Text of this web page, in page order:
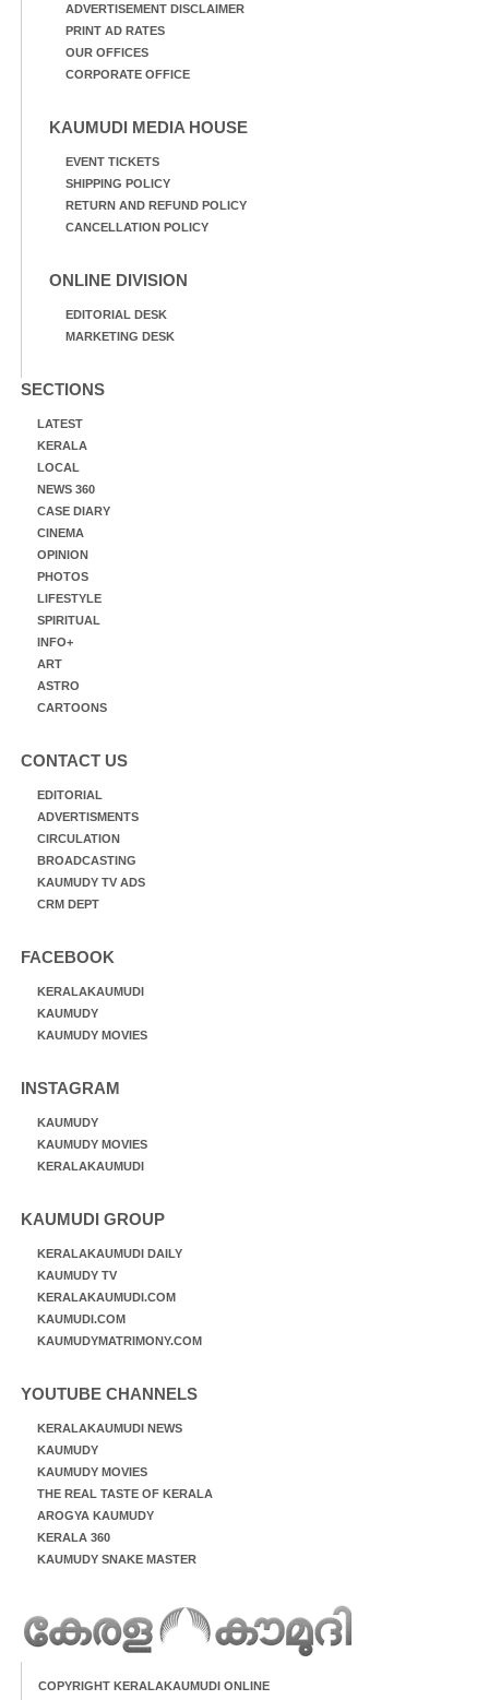
ADVERTISEMENT DISCLAIMER
PRINT AD RATES
OUR OFFICES
CORPORATE OFFICE
KAUMUDI MEDIA HOUSE
EVENT TICKETS
SHIPPING POLICY
RETURN AND REFUND POLICY
CANCELLATION POLICY
ONLINE DIVISION
EDITORIAL DESK
MARKETING DESK
SECTIONS
LATEST
KERALA
LOCAL
NEWS 360
CASE DIARY
CINEMA
OPINION
PHOTOS
LIFESTYLE
SPIRITUAL
INFO+
ART
ASTRO
CARTOONS
CONTACT US
EDITORIAL
ADVERTISMENTS
CIRCULATION
BROADCASTING
KAUMUDY TV ADS
CRM DEPT
FACEBOOK
KERALAKAUMUDI
KAUMUDY
KAUMUDY MOVIES
INSTAGRAM
KAUMUDY
KAUMUDY MOVIES
KERALAKAUMUDI
KAUMUDI GROUP
KERALAKAUMUDI DAILY
KAUMUDY TV
KERALAKAUMUDI.COM
KAUMUDI.COM
KAUMUDYMATRIMONY.COM
YOUTUBE CHANNELS
KERALAKAUMUDI NEWS
KAUMUDY
KAUMUDY MOVIES
THE REAL TASTE OF KERALA
AROGYA KAUMUDY
KERALA 360
KAUMUDY SNAKE MASTER
COPYRIGHT KERALAKAUMUDI ONLINE